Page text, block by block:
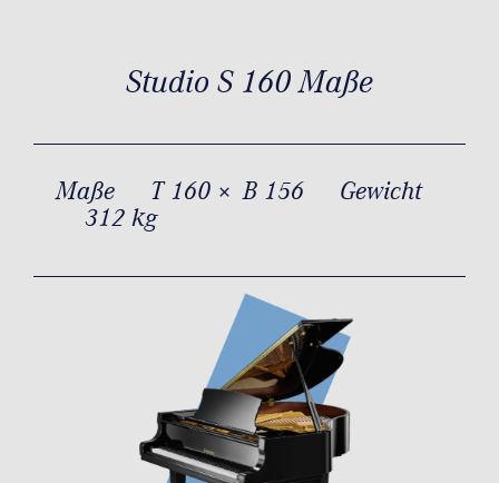
Studio S 160 Maße
Maße T 160 × B 156
Gewicht
312 kg